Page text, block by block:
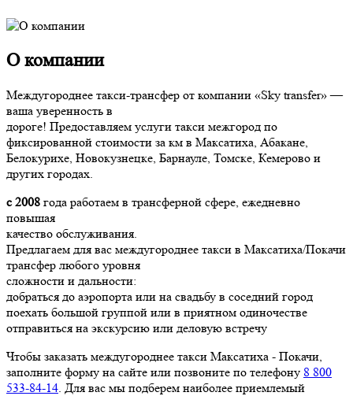
О компании
Междугороднее такси-трансфер от компании «Sky transfer» —
ваша уверенность в
дороге! Предоставляем услуги такси межгород по
фиксированной стоимости за км в Максатиха, Абакане,
Белокурихе, Новокузнецке, Барнауле, Томске, Кемерово и
других городах.
с 2008 года работаем в трансферной сфере, ежедневно
повышая
качество обслуживания.
Предлагаем для вас междугороднее такси в Максатиха/Покачи
трансфер любого уровня
сложности и дальности:
добраться до аэропорта или на свадьбу в соседний город
поехать большой группой или в приятном одиночестве
отправиться на экскурсию или деловую встречу
Чтобы заказать междугороднее такси Максатиха - Покачи,
заполните форму на сайте или позвоните по телефону 8 800
533-84-14. Для вас мы подберем наиболее приемлемый